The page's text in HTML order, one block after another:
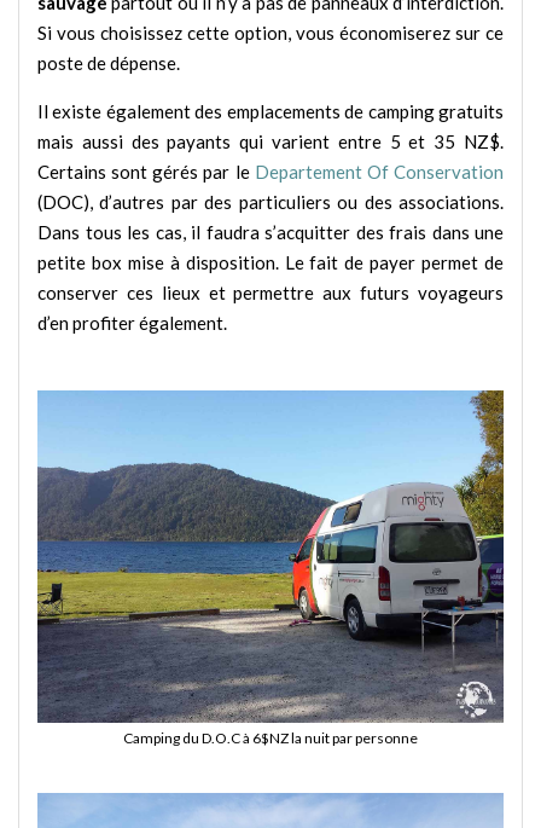
Si vous choisissez cette option, vous économiserez sur ce
poste de dépense.
Il existe également des emplacements de camping gratuits
mais aussi des payants qui varient entre 5 et 35 NZ$.
Certains sont gérés par leDepartement Of Conservation
(DOC), d’autres par des particuliers ou des associations.
Dans tous les cas, il faudra s’acquitter des frais dans une
petite box mise à disposition. Le fait de payer permet de
conserver ces lieux et permettre aux futurs voyageurs
d’en profiter également.
Camping du D.O.C à 6$NZ la nuit par personne